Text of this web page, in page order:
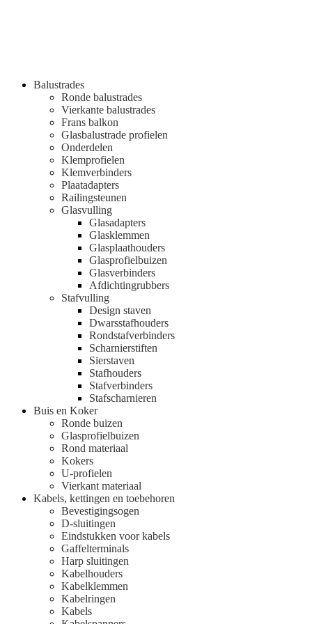
Balustrades
Ronde balustrades
Vierkante balustrades
Frans balkon
Glasbalustrade profielen
Onderdelen
Klemprofielen
Klemverbinders
Plaatadapters
Railingsteunen
Glasvulling
Glasadapters
Glasklemmen
Glasplaathouders
Glasprofielbuizen
Glasverbinders
Afdichtingrubbers
Stafvulling
Design staven
Dwarsstafhouders
Rondstafverbinders
Scharnierstiften
Sierstaven
Stafhouders
Stafverbinders
Stafscharnieren
Buis en Koker
Ronde buizen
Glasprofielbuizen
Rond materiaal
Kokers
U-profielen
Vierkant materiaal
Kabels, kettingen en toebehoren
Bevestigingsogen
D-sluitingen
Eindstukken voor kabels
Gaffelterminals
Harp sluitingen
Kabelhouders
Kabelklemmen
Kabelringen
Kabels